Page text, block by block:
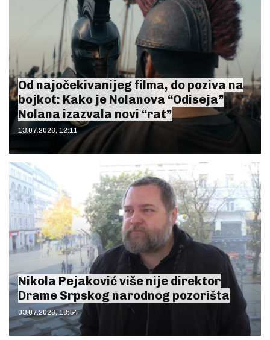
Od najočekivanijeg filma, do poziva na
bojkot: Kako je Nolanova “Odiseja”
Nolana izazvala novi “rat”
13.07.2026, 12:11
Nikola Pejaković više nije direktor
Drame Srpskog narodnog pozorišta
03.07.2026, 18:54